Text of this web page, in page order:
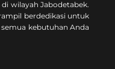
wilayah Jabodetabek.
berdedikasi untuk
kebutuhan Anda